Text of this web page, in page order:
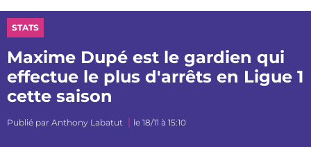
STATS
Maxime Dupé est le gardien qui
effectue le plus d'arrêts en Ligue 1
cette saison
Publié par Anthony Labatut le 18/11 à 15:10